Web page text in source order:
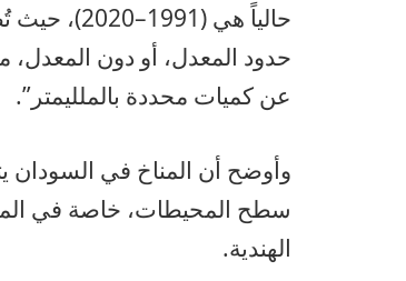
حالياً هي
حدود المعدل، أو دون المعدل،
عن كميات محددة بالملليمتر”.
وأوضح أن المناخ في السودان
سطح المحيطات، خاصة في
الهندية.